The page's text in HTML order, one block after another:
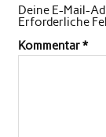
Deine E-Mail-
Erforderliche
Kommentar*